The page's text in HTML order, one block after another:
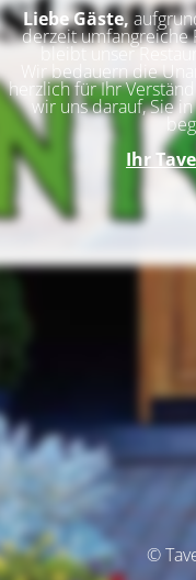
Liebe Gäste,
derzeit umfangreiche
bleibt unser
Wir bedauern die
herzlich für Ihr
wir uns darauf, Sie
Ihr
©